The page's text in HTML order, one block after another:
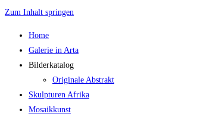
Zum Inhalt springen
Home
Galerie in Arta
Bilderkatalog
Originale Abstrakt
Skulpturen Afrika
Mosaikkunst